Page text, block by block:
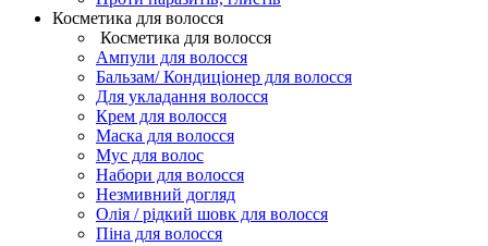
Косметика для волосся
Косметика для волосся
Ампули для волосся
Бальзам/ Кондиціонер для волосся
Для укладання волосся
Крем для волосся
Маска для волосся
Мус для волос
Набори для волосся
Незмивний догляд
Олія / рідкий шовк для волосся
Піна для волосся